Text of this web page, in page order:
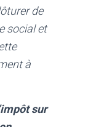
de
social et
à
sur